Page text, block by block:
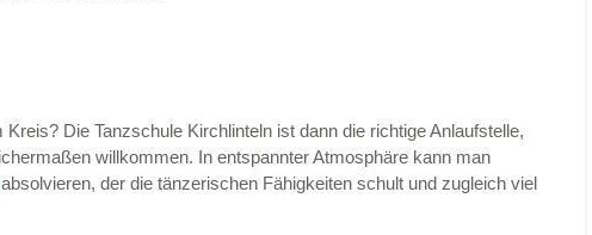
Kreis? Die Tanzschule Kirchlinteln ist dann die richtige Anlaufstelle,
willkommen. In entspannter Atmosphäre kann man
absolvieren, der die tänzerischen Fähigkeiten schult und zugleich viel